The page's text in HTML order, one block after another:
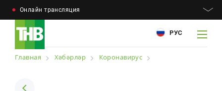
Онлайн трансляция
РУС
Главная Хәбәрләр Коронавирус